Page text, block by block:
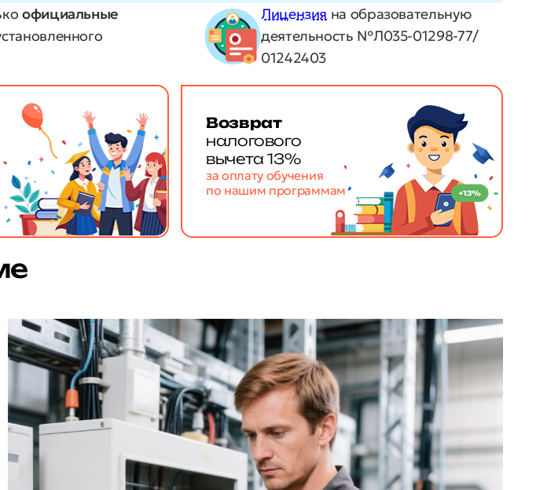
официальные
Лицензия на образовательную
деятельность №Л035-01298-77/
01242403
Возврат
налогового
вычета 13%
за оплату обучения
по нашим программам